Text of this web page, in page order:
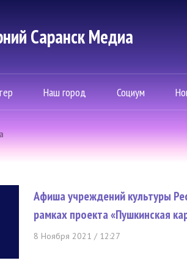
Саранск Mедиа
Наш город Социум
Афиша учреждений культуры
рамках проекта «Пушкинская
8 Ноября 2021 / 12:27